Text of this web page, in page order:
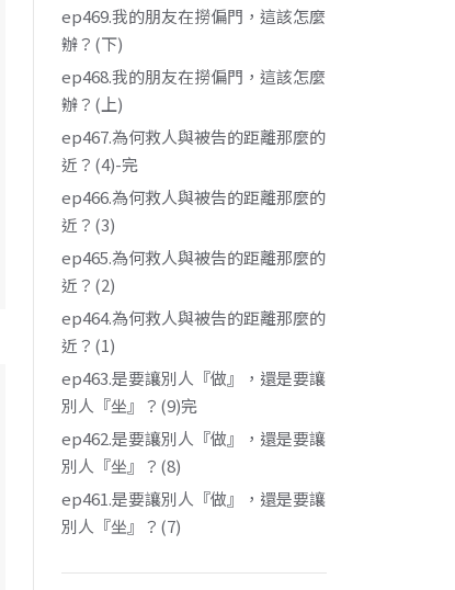
ep469.我的朋友在撈偏門，這該怎麼
辦？(下)
ep468.我的朋友在撈偏門，這該怎麼
辦？(上)
ep467.為何救人與被告的距離那麼的
近？(4)-完
ep466.為何救人與被告的距離那麼的
近？(3)
ep465.為何救人與被告的距離那麼的
近？(2)
ep464.為何救人與被告的距離那麼的
近？(1)
ep463.是要讓別人『做』，還是要讓
別人『坐』？(9)完
ep462.是要讓別人『做』，還是要讓
別人『坐』？(8)
ep461.是要讓別人『做』，還是要讓
別人『坐』？(7)